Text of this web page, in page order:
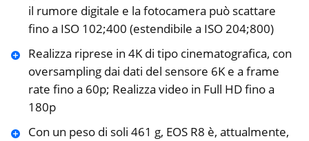
il rumore digitale e la fotocamera può scattare
fino a ISO 102;400 (estendibile a ISO 204;800)
Realizza riprese in 4K di tipo cinematografica, con
oversampling dai dati del sensore 6K e a frame
rate fino a 60p; Realizza video in Full HD fino a
180p
Con un peso di soli 461 g, EOS R8 è, attualmente,